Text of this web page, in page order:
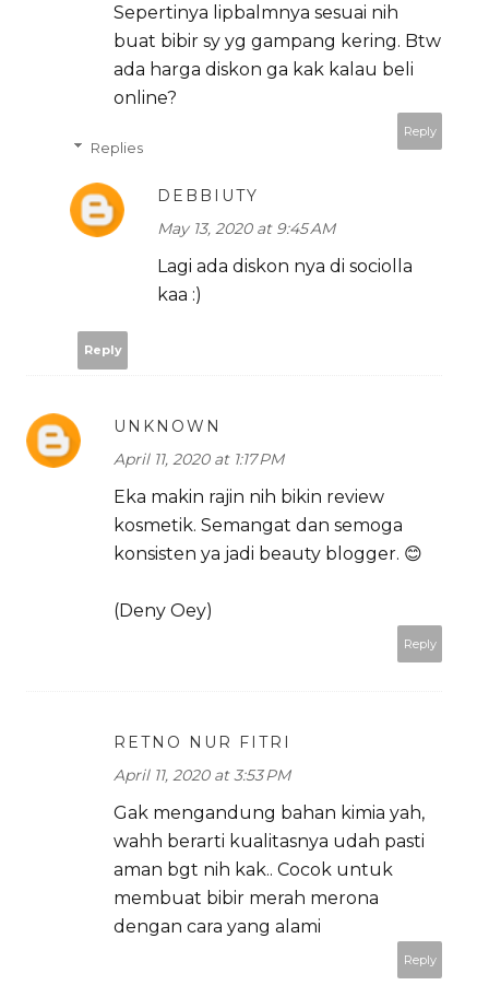
Sepertinya lipbalmnya sesuai nih
buat bibir sy yg gampang kering. Btw
ada harga diskon ga kak kalau beli
online?
Reply
Replies
DEBBIUTY
May 13, 2020 at 9:45 AM
Lagi ada diskon nya di sociolla
kaa :)
Reply
UNKNOWN
April 11, 2020 at 1:17 PM
Eka makin rajin nih bikin review
kosmetik. Semangat dan semoga
konsisten ya jadi beauty blogger. 😊
(Deny Oey)
Reply
RETNO NUR FITRI
April 11, 2020 at 3:53 PM
Gak mengandung bahan kimia yah,
wahh berarti kualitasnya udah pasti
aman bgt nih kak.. Cocok untuk
membuat bibir merah merona
dengan cara yang alami
Reply